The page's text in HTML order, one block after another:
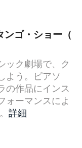
ンゴ・ショー（
ック劇場で、ク
よう。ピアソ
の作品にインス
ォーマンスによ
詳細